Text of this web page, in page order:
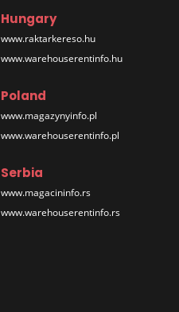
Hungary
www.raktarkereso.hu
www.warehouserentinfo.hu
Poland
www.magazynyinfo.pl
www.warehouserentinfo.pl
Serbia
www.magacininfo.rs
www.warehouserentinfo.rs